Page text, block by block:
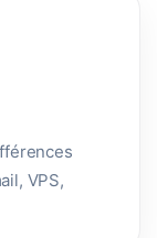
VPS,